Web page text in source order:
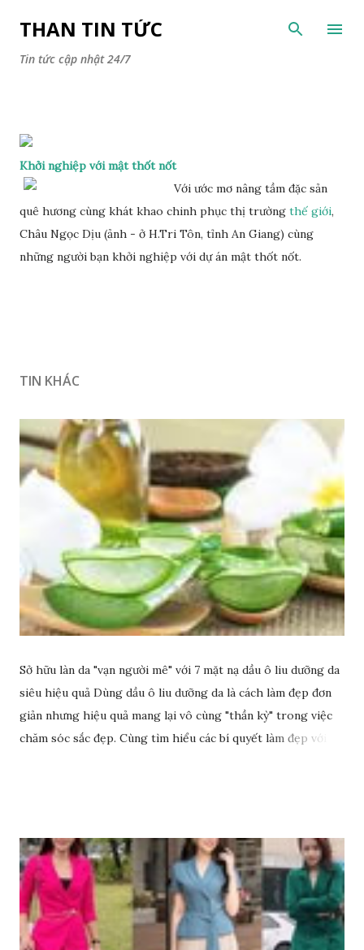
Chuyển đến nội dung chính
THAN TIN TỨC
Tin tức cập nhật 24/7
Khởi nghiệp với mật thốt nốt
Với ước mơ nâng tầm đặc sản
quê hương cùng khát khao chinh phục thị trường thế giới,
Châu Ngọc Dịu (ảnh - ở H.Tri Tôn, tỉnh An Giang) cùng
những người bạn khởi nghiệp với dự án mật thốt nốt.
TIN KHÁC
Sở hữu làn da "vạn người mê" với 7 mặt nạ dầu ô liu dưỡng da
siêu hiệu quả Dùng dầu ô liu dưỡng da là cách làm đẹp đơn
giản nhưng hiệu quả mang lại vô cùng "thần kỳ" trong việc
chăm sóc sắc đẹp. Cùng tìm hiểu các bí quyết làm đẹp với